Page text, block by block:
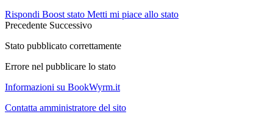
Rispondi Boost stato Metti mi piace allo stato
Precedente Successivo
Stato pubblicato correttamente
Errore nel pubblicare lo stato
Informazioni su BookWyrm.it
Contatta amministratore del sito